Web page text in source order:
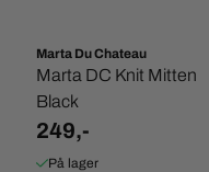
Marta Du Chateau
Marta DC Knit Mitten
Black
249,-
På lager